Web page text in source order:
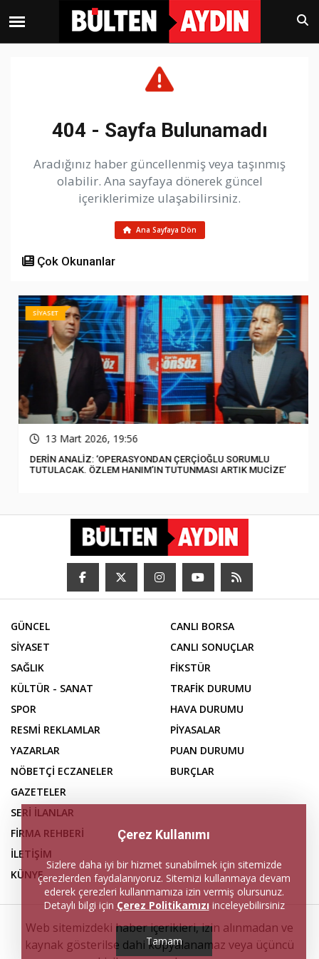
404 - Sayfa Bulunamadı
Aradığınız haber güncellenmiş veya taşınmış
olabilir. Ana sayfaya dönerek güncel
içeriklerimize ulaşabilirsiniz.
Ana Sayfaya Dön
Çok Okunanlar
SİYASET
13 Mart 2026, 19:56
DERİN ANALİZ: ‘OPERASYONDAN ÇERÇİOĞLU SORUMLU
TUTULACAK. ÖZLEM HANIM’IN TUTUNMASI ARTIK MUCİZE’
GÜNCEL
SİYASET
SAĞLIK
KÜLTÜR - SANAT
SPOR
RESMİ REKLAMLAR
YAZARLAR
NÖBETÇİ ECZANELER
CANLI BORSA
CANLI SONUÇLAR
FİKSTÜR
TRAFİK DURUMU
HAVA DURUMU
PİYASALAR
PUAN DURUMU
BURÇLAR
GAZETELER
SERİ İLANLAR
FİRMA REHBERİ
İLETİŞİM
KÜNYE
Web sitemizdeki haber içerikleri, izin alınmadan ve
kaynak gösterilse dahi kopyalanamaz veya üçüncü
Çerez Kullanımı
Sizlere daha iyi bir hizmet sunabilmek için sitemizde
çerezlerden faydalanıyoruz. Sitemizi kullanmaya devam
ederek çerezleri kullanmamıza izin vermiş olursunuz.
Detaylı bilgi için Çerez Politikamızı inceleyebilirsiniz
Tamam